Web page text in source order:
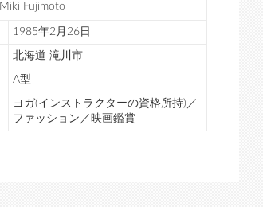
Miki Fujimoto
1985年2月26日
北海道 滝川市
A型
ヨガ(インストラクターの資格所持)／
ファッション／映画鑑賞